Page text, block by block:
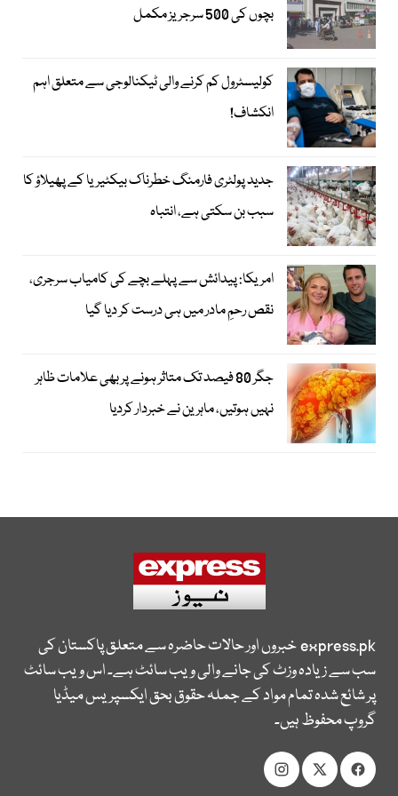
بچوں کی 500 سرجریز مکمل
کولیسٹرول کم کرنے والی ٹیکنالوجی سے متعلق اہم
انکشاف!
جدید پولٹری فارمنگ خطرناک بیکٹیریا کے پھیلاؤ کا
سبب بن سکتی ہے، انتباہ
امریکا: پیدائش سے پہلے بچے کی کامیاب سرجری،
نقص رحمِ مادر میں ہی درست کر دیا گیا
جگر 80 فیصد تک متاثر ہونے پر بھی علامات ظاہر
نہیں ہوتیں، ماہرین نے خبردار کردیا
express.pkخبروں اور حالات حاضرہ سے متعلق پاکستان کی
سب سے زیادہ وزٹ کی جانے والی ویب سائٹ ہے۔ اس ویب سائٹ
پر شائع شدہ تمام مواد کے جملہ حقوق بحق ایکسپریس میڈیا
گروپ محفوظ ہیں۔